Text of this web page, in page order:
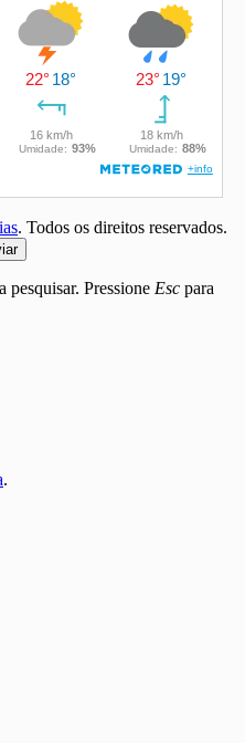
. Todos os direitos reservados.
pesquisar. Pressione Esc para
.